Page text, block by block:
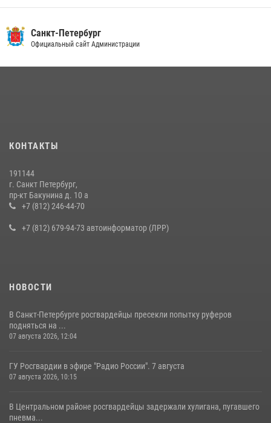
В Красногвардейском районе росгвардейцы задержали хулигана,
угрожавшего мужчине пневматическим пистолетом
на III Международном петербургском цифровом форуме
В Ленобласти сотрудники Росгвардии провели встречу с
воспитанниками детского клуба «Умные каникулы»
Санкт-Петербург
Официальный сайт Администрации
КОНТАКТЫ
191144
г. Санкт Петербург,
пр-кт Бакунина д. 10 а
+7 (812) 246-44-70
+7 (812) 679-94-73 автоинформатор (ЛРР)
НОВОСТИ
В Санкт-Петербурге росгвардейцы пресекли попытку руферов
подняться на ...
07 августа 2026, 12:04
ГУ Росгвардии в эфире "Радио России". 7 августа
07 августа 2026, 10:15
В Центральном районе росгвардейцы задержали хулигана, пугавшего
пневма...